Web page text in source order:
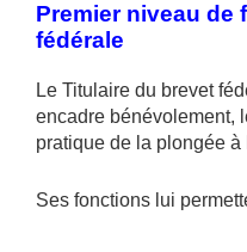
Premier niveau de
fédérale
Le Titulaire du brevet
encadre bénévolement,
pratique de la plongée à
Ses fonctions lui